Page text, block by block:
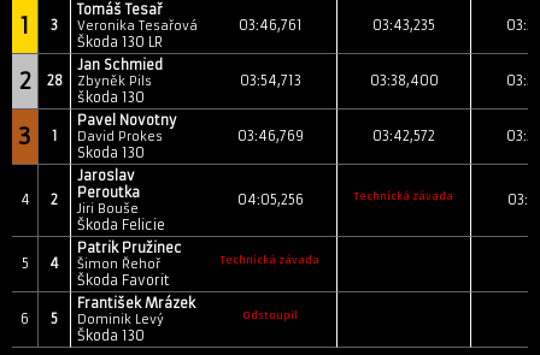
1 3
Tomáš Tesař
Veronika Tesařová
Škoda 130 LR
03:46,761 03:43,235
2 28
Jan Schmied
Zbyněk Pils
škoda 130
03:54,713 03:38,400
3 1
Pavel Novotny
David Prokes
Skoda 130
03:46,769 03:42,572
4 2
Jaroslav
Peroutka
Jiri Bouše
Škoda Felicie
04:05,256 Technická závada
5 4
Patrik Pružinec
Šimon Řehoř
Škoda Favorit
Technická závada
6 5
František Mrázek
Dominik Levý
Škoda 130
Odstoupil